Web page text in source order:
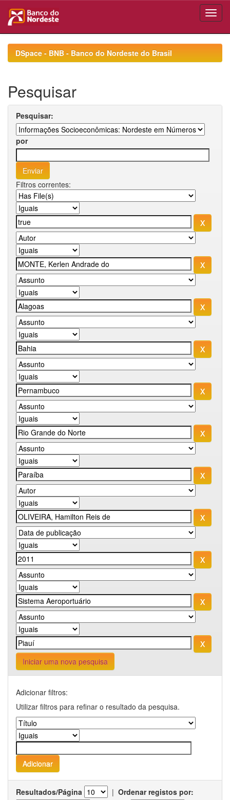
navigationDSpace - BNB - Banco do Nordeste do Brasil
Pesquisar
Pesquisar:
por
Filtros correntes:
Iniciar uma nova pesquisa
Adicionar filtros:
Utilizar filtros para refinar o resultado da pesquisa.
Resultados/Página | Ordenar registos por: